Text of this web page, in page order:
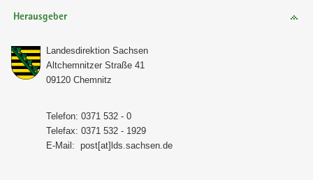
Herausgeber
Lan­des­di­rek­ti­on Sach­sen
Alt­chem­nit­zer Stra­ße 41
09120 Chem­nitz
Te­le­fon: 0371 532 - 0
Te­le­fax: 0371 532 - 1929
E-​Mail: post[at]lds.sach­sen.de